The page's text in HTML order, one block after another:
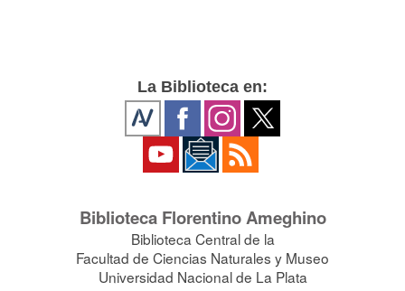
La Biblioteca en:
Biblioteca Florentino Ameghino
Biblioteca Central de la
Facultad de Ciencias Naturales y Museo
Universidad Nacional de La Plata